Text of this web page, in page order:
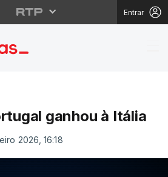
Entrar
Portugal
ganhou à Itália
2026, 16:18